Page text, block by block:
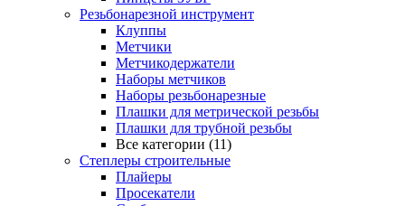
Резьбонарезной инструмент
Клуппы
Метчики
Метчикодержатели
Наборы метчиков
Наборы резьбонарезные
Плашки для метрической резьбы
Плашки для трубной резьбы
Все категории (11)
Степлеры строительные
Плайеры
Просекатели